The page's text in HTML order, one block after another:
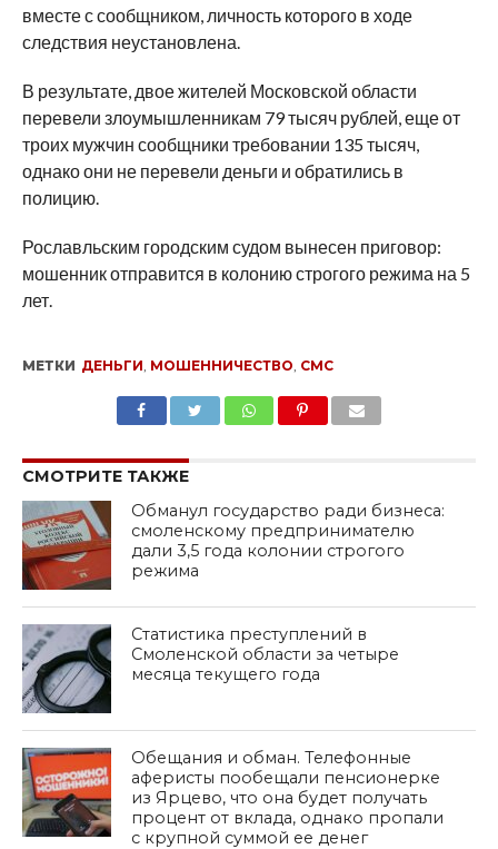
вместе с сообщником, личность которого в ходе
следствия неустановлена.
В результате, двое жителей Московской области
перевели злоумышленникам 79 тысяч рублей, еще от
троих мужчин сообщники требовании 135 тысяч,
однако они не перевели деньги и обратились в
полицию.
Рославльским городским судом вынесен приговор:
мошенник отправится в колонию строгого режима на 5
лет.
МЕТКИ ДЕНЬГИ МОШЕННИЧЕСТВО СМС
СМОТРИТЕ ТАКЖЕ
Обманул государство ради бизнеса:
смоленскому предпринимателю
дали 3,5 года колонии строгого
режима
Статистика преступлений в
Смоленской области за четыре
месяца текущего года
Обещания и обман. Телефонные
аферисты пообещали пенсионерке
из Ярцево, что она будет получать
процент от вклада, однако пропали
с крупной суммой ее денег